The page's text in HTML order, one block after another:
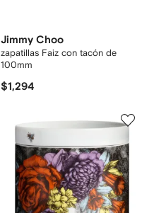
Jimmy Choo
zapatillas Faiz con tacón de
100mm
$1,294